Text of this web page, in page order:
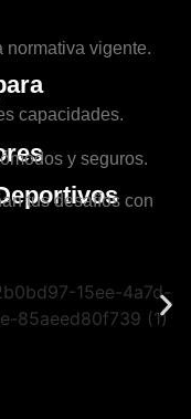
normativa vigente.
capacidades.
y seguros.
tus desafíos con